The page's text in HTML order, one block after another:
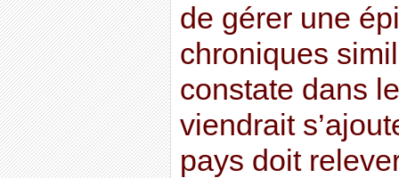
de gérer une
chroniques
constate dans
viendrait
pays doit